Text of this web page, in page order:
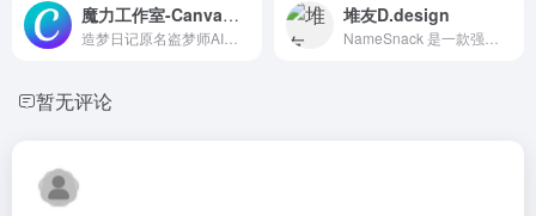
魔力工作室-Canva可画 堆友D.design
暂无评论